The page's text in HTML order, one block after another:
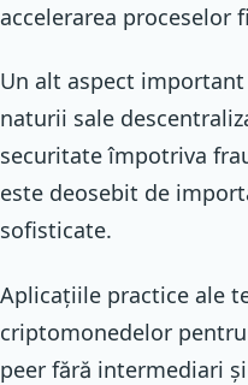
accelerarea proceselor
Un alt aspect
naturii sale
securitate împotriva
este deosebit de
sofisticate.
Aplicațiile practice ale
criptomonedelor
peer fără intermediari